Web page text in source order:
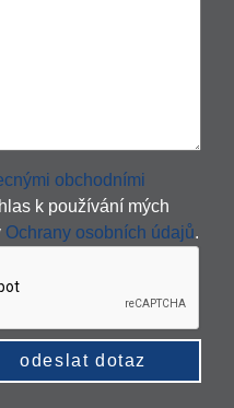
obchodními
k používání mých
Ochrany osobních údajů.
odeslat dotaz